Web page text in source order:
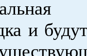
и